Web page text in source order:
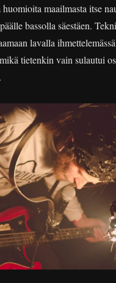
maailmasta itse
bassolla säestäen.
lavalla
tietenkin vain sulautui